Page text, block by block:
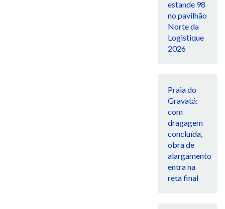
estande 98
no pavilhão
Norte da
Logistique
2026
Praia do
Gravatá:
com
dragagem
concluída,
obra de
alargamento
entra na
reta final